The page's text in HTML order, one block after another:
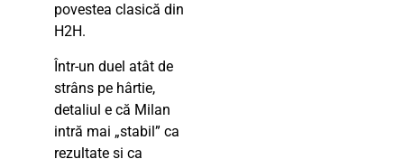
povestea clasică din
H2H.
Într-un duel atât de
strâns pe hârtie,
detaliul e că Milan
intră mai „stabil” ca
rezultate și ca